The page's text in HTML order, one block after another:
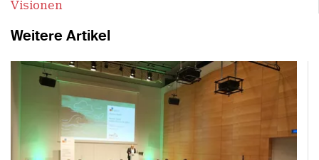
Visionen
Weitere Artikel